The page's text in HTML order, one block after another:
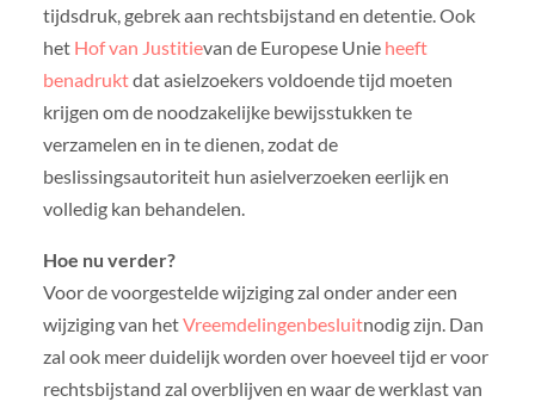
tijdsdruk, gebrek aan rechtsbijstand en detentie. Ook
het Hof van Justitievan de Europese Unie heeft
benadruktdat asielzoekers voldoende tijd moeten
krijgen om de noodzakelijke bewijsstukken te
verzamelen en in te dienen, zodat de
beslissingsautoriteit hun asielverzoeken eerlijk en
volledig kan behandelen.
Hoe nu verder?
Voor de voorgestelde wijziging zal onder ander een
wijziging van hetVreemdelingenbesluitnodig zijn. Dan
zal ook meer duidelijk worden over hoeveel tijd er voor
rechtsbijstand zal overblijven en waar de werklast van